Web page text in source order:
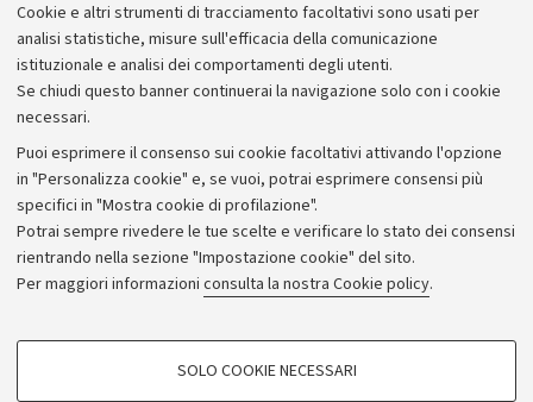
Cookie e altri strumenti di tracciamento facoltativi sono usati per
analisi statistiche, misure sull'efficacia della comunicazione
istituzionale e analisi dei comportamenti degli utenti.
Se chiudi questo banner continuerai la navigazione solo con i cookie
necessari.
Puoi esprimere il consenso sui cookie facoltativi attivando l'opzione
in "Personalizza cookie" e, se vuoi, potrai esprimere consensi più
specifici in "Mostra cookie di profilazione".
Potrai sempre rivedere le tue scelte e verificare lo stato dei consensi
rientrando nella sezione "Impostazione cookie" del sito.
Per maggiori informazioni consulta la nostra Cookie policy.
COOKIE DI PROFILAZIONE - FACOLTATIVI
SOLO COOKIE NECESSARI
Archivio
Comunicati stampa
Redazione
Rassegna stampa